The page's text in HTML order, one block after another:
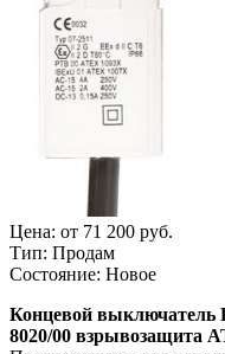
Цена: от 71 200 руб.
Тип: Продам
Состояние: Новое
Концевой выключатель
8020/00 взрывозащита